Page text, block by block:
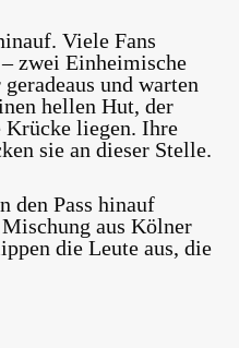
Viele Fans
zwei Einheimische
und warten
hellen Hut, der
Krücke liegen. Ihre
sie an dieser Stelle.
den Pass hinauf
aus Kölner
die Leute aus, die